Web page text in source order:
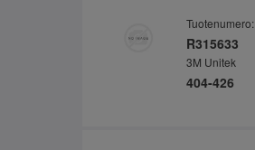
Tuotenumero:
R315633
3M Unitek
404-426